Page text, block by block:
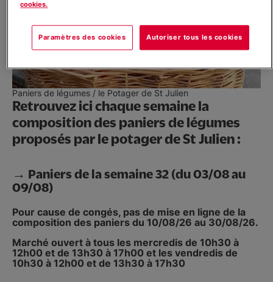
Paniers de légumes / le Potager de St Julien
Retrouvez ici chaque semaine la
composition des paniers de légumes
proposés par le potager de St Julien :
→ Paniers de la semaine 32 (du 03/08 au
09/08)
Pour cause de congés, pas de mise en ligne de la
composition des paniers du 10/08/26 au 30/08/26.
Marché ouvert à tous les mercredis de 10h30 à
12h00 et de 13h30 à 17h00 et les vendredis de
10h30 à 12h00 et de 13h30 à 17h30
cookies.
Paramètres des cookies Autoriser tous les cookies